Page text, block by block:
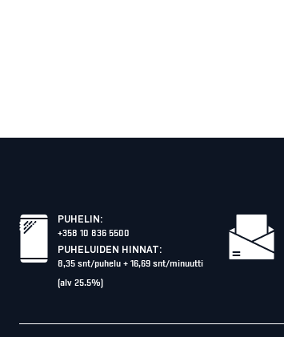
PUHELIN :
+358 10 836 5500
PUHELUIDEN HINNAT:
8,35 snt/puhelu + 16,69 snt/minuutti
(alv 25.5%)